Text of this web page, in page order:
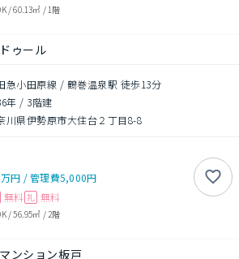
/60.13㎡ / 1階
ゥール
急小田原線 / 鶴巻温泉駅 徒歩13分
年 / 3階建
川県伊勢原市大住台２丁目8-8
万円 /管理費5,000円
無料 礼 無料
/56.95㎡ / 2階
ンション板戸